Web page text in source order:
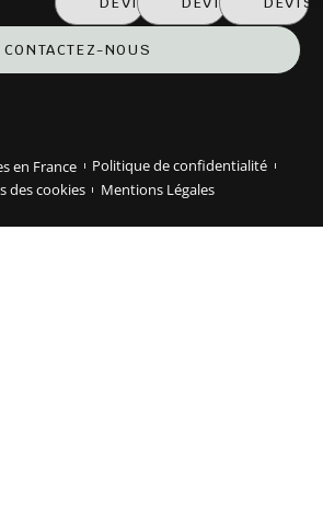
CONTACTEZ-NOUS
en France
Politique de confidentialité
des cookies
Mentions Légales